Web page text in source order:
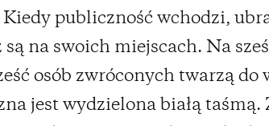
Kiedy publiczność wchodzi,
na swoich miejscach. Na
osób zwróconych twarzą do
jest wydzielona białą taśmą.